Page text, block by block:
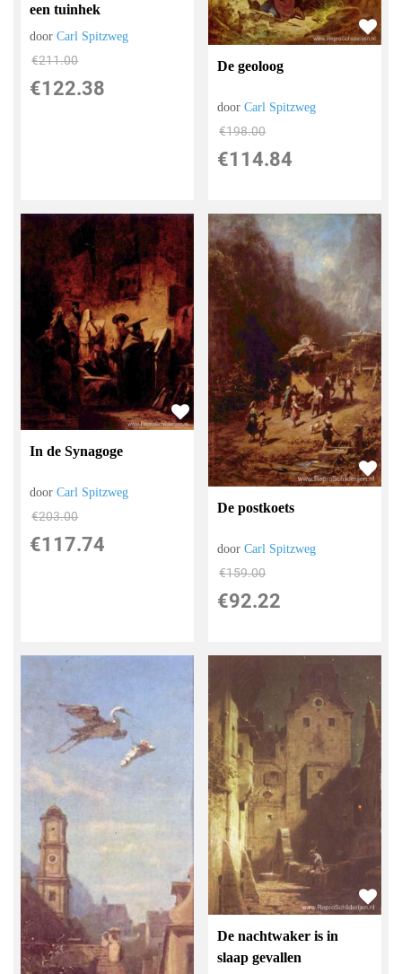
een tuinhek
doorCarl Spitzweg
€211.00
€122.38
De geoloog
doorCarl Spitzweg
€198.00
€114.84
In de Synagoge
doorCarl Spitzweg
€203.00
€117.74
De postkoets
doorCarl Spitzweg
€159.00
€92.22
De nachtwaker is in
slaap gevallen